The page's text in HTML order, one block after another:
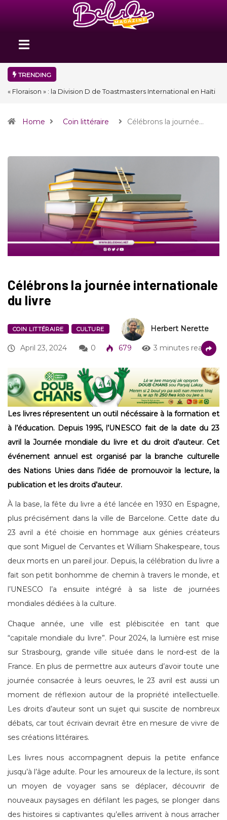
TRENDING
« Floraison » : la Division D de Toastmasters International en Haïti
Home Coin littéraire Célébrons la journée…
Célébrons la journée internationale
du livre
COIN LITTÉRAIRE CULTURE Herbert Nerette
April 23, 2024 0 679 3 minutes read
Les livres répresentent un outil nécéssaire à la formation et
à l’éducation. Depuis 1995, l’UNESCO fait de la date du 23
avril la Journée mondiale du livre et du droit d’auteur. Cet
événement annuel est organisé par la branche culturelle
des Nations Unies dans l’idée de promouvoir la lecture, la
publication et les droits d’auteur.
À la base, la fête du livre a été lancée en 1930 en Espagne,
plus précisément dans la ville de Barcelone. Cette date du
23 avril a été choisie en hommage aux génies créateurs
que sont Miguel de Cervantes et William Shakespeare, tous
deux morts en un pareil jour. Depuis, la célébration du livre a
fait son petit bonhomme de chemin à travers le monde, et
l’UNESCO l’a ensuite intégré à sa liste de journées
mondiales dédiées à la culture.
Chaque année, une ville est plébiscitée en tant que
“capitale mondiale du livre”. Pour 2024, la lumière est mise
sur Strasbourg, grande ville située dans le nord-est de la
France. En plus de permettre aux auteurs d’avoir toute une
journée consacrée à leurs oeuvres, le 23 avril est aussi un
moment de réflexion autour de la propriété intellectuelle.
Les droits d’auteur sont un sujet qui suscite de nombreux
débats, car tout écrivain devrait être en mesure de vivre de
ses créations littéraires.
Les livres nous accompagnent depuis la petite enfance
jusqu’à l’âge adulte. Pour les amoureux de la lecture, ils sont
un moyen de voyager sans se déplacer, découvrir de
nouveaux paysages en défilant les pages, se plonger dans
des histoires si captivantes qu’elles arrivent à nous arracher